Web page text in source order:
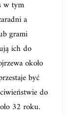
w tym
a
grami
ich do
około
być
do
32 roku.